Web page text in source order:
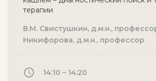
терапии
В.М. Свистушкин, д.м.н.,
Никифорова, д.м.н., профессор
14:10 – 14:20